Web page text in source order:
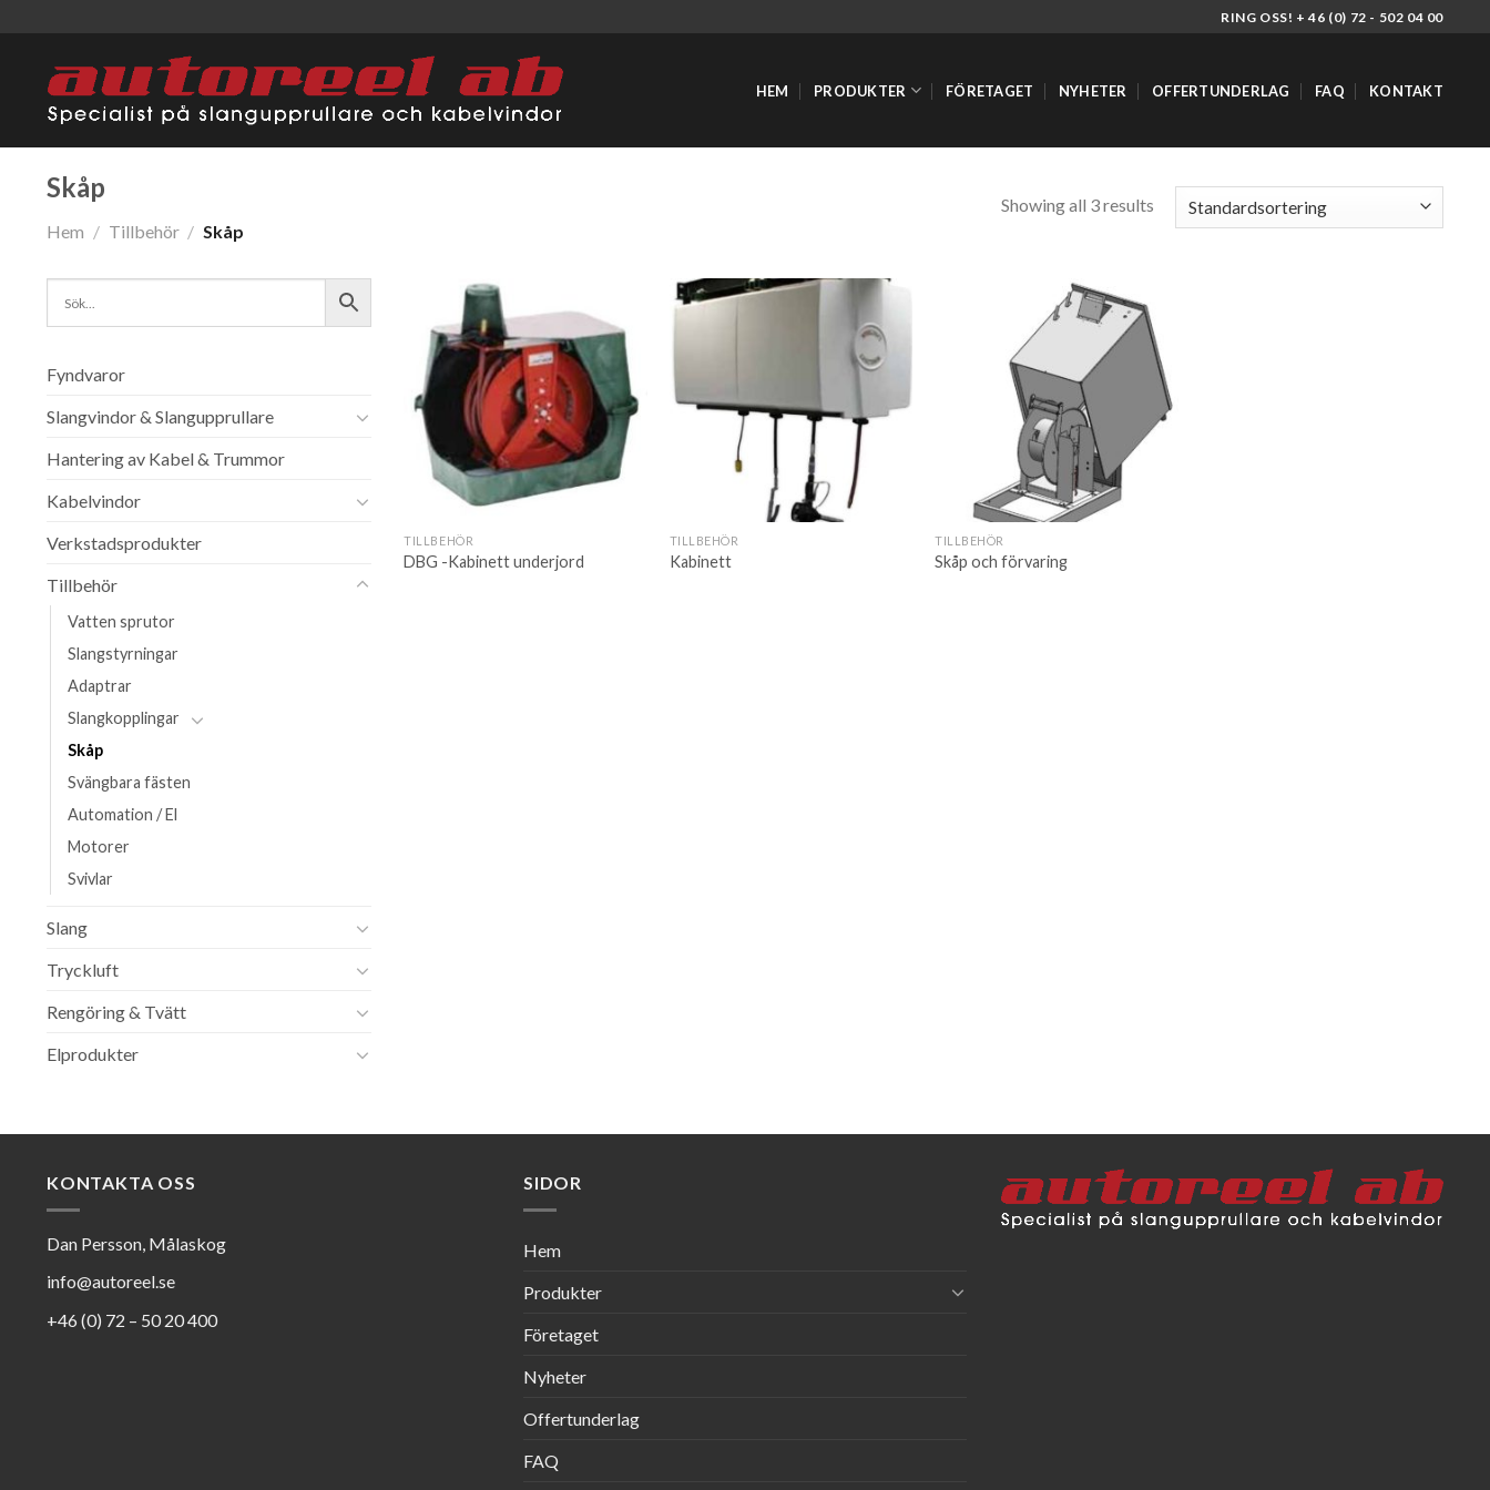
content
RING OSS! + 46 (0) 72 - 502 04 00
HEM PRODUKTER FÖRETAGET NYHETER OFFERTUNDERLAG FAQ KONTAKT
Skåp
Hem / Tillbehör / Skåp
Showing all 3 results
Fyndvaror
Slangvindor & Slangupprullare
Hantering av Kabel & Trummor
Kabelvindor
Verkstadsprodukter
Tillbehör
Vatten sprutor
Slangstyrningar
Adaptrar
Slangkopplingar
Skåp
Svängbara fästen
Automation / El
Motorer
Svivlar
Slang
Tryckluft
Rengöring & Tvätt
Elprodukter
TILLBEHÖR
DBG -Kabinett underjord
TILLBEHÖR
Kabinett
TILLBEHÖR
Skåp och förvaring
KONTAKTA OSS
Dan Persson, Målaskog
info@autoreel.se
+46 (0) 72 – 50 20 400
SIDOR
Hem
Produkter
Företaget
Nyheter
Offertunderlag
FAQ